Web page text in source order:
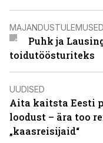
MAJANDUSTULEMUSED
Puhk ja
toidutöösturiteks
UUDISED
Aita kaitsta Eesti
loodust – ära too
„kaasreisijaid“